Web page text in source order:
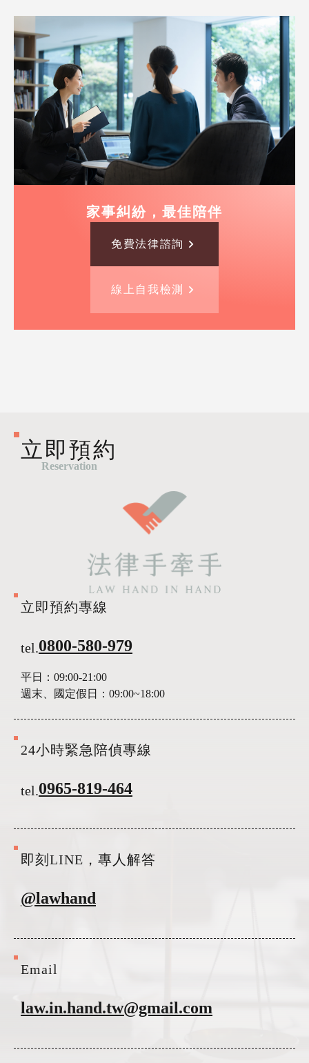
家事糾紛，最佳陪伴
免費法律諮詢
線上自我檢測
立即預約
Reservation
立即預約專線
tel.0800-580-979
平日： 09:00-21:00
週末、國定假日： 09:00~18:00
24小時緊急陪偵專線
tel.0965-819-464
即刻LINE，專人解答
@lawhand
Email
law.in.hand.tw@gmail.com